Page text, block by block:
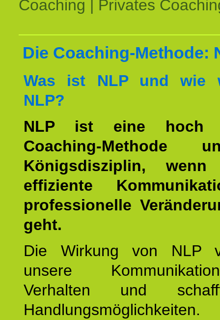
Coaching | Privates
Die Coaching-Methode:
Was ist NLP und wie
NLP?
NLP ist eine hoch
Coaching-Methode
Königsdisziplin,
effiziente
professionelle
geht.
Die Wirkung von NLP
unsere
Verhalten und